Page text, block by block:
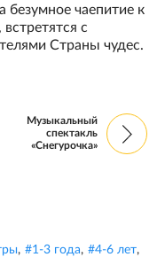
безумное чаепитие к
с
Страны чудес.
Музыкальный
спектакль
«Снегурочка»
, #1-3 года, #4-6 лет,